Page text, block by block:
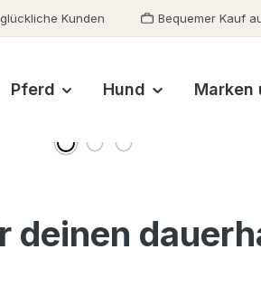
Kunden Bequemer Kauf
Pferd Hund Marken
deinen